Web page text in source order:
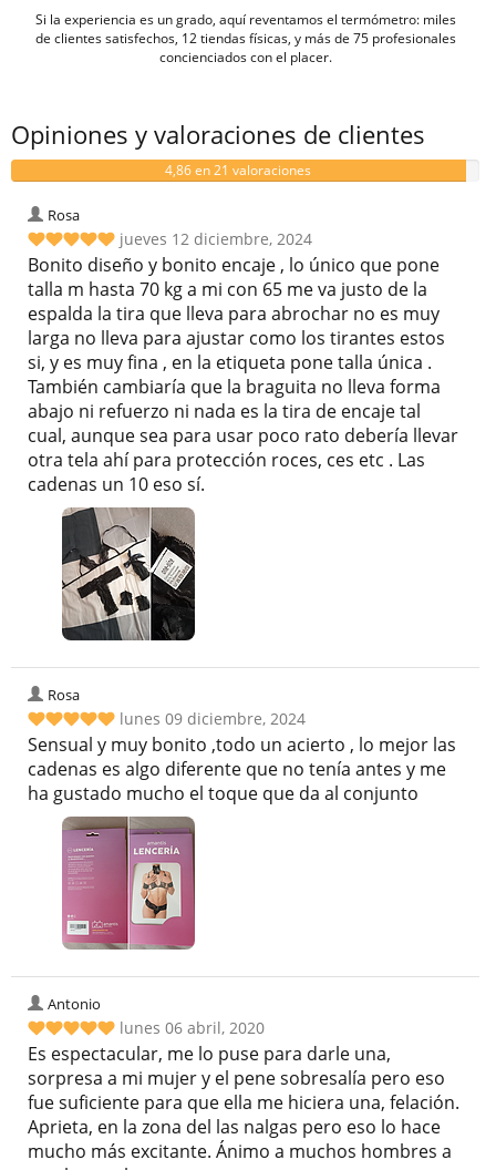
Si la experiencia es un grado, aquí reventamos el termómetro: miles
de clientes satisfechos, 12 tiendas físicas, y más de 75 profesionales
concienciados con el placer.
Opiniones y valoraciones de clientes
4,86 en 21 valoraciones
Rosa
jueves 12 diciembre, 2024
Bonito diseño y bonito encaje , lo único que pone
talla m hasta 70 kg a mi con 65 me va justo de la
espalda la tira que lleva para abrochar no es muy
larga no lleva para ajustar como los tirantes estos
si, y es muy fina , en la etiqueta pone talla única .
También cambiaría que la braguita no lleva forma
abajo ni refuerzo ni nada es la tira de encaje tal
cual, aunque sea para usar poco rato debería llevar
otra tela ahí para protección roces, ces etc . Las
cadenas un 10 eso sí.
Rosa
lunes 09 diciembre, 2024
Sensual y muy bonito ,todo un acierto , lo mejor las
cadenas es algo diferente que no tenía antes y me
ha gustado mucho el toque que da al conjunto
Antonio
lunes 06 abril, 2020
Es espectacular, me lo puse para darle una,
sorpresa a mi mujer y el pene sobresalía pero eso
fue suficiente para que ella me hiciera una, felación.
Aprieta, en la zona del las nalgas pero eso lo hace
mucho más excitante. Ánimo a muchos hombres a